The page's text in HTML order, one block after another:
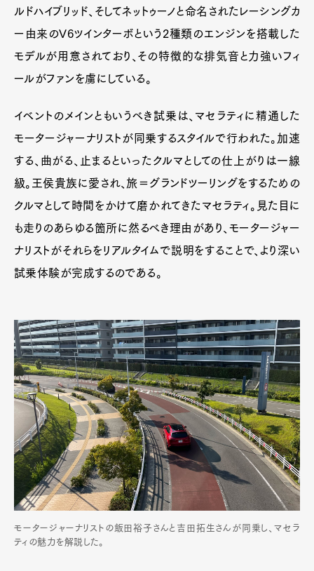
ルドハイブリッド、そしてネットゥーノと命名されたレーシングカ
ー由来のV6ツインターボという2種類のエンジンを搭載した
モデルが用意されており、その特徴的な排気音と力強いフィ
ールがファンを虜にしている。
イベントのメインともいうべき試乗は、マセラティに精通した
モータージャーナリストが同乗するスタイルで行われた。加速
する、曲がる、止まるといったクルマとしての仕上がりは一線
級。王侯貴族に愛され、旅＝グランドツーリングをするための
クルマとして時間をかけて磨かれてきたマセラティ。見た目に
も走りのあらゆる箇所に然るべき理由があり、モータージャー
ナリストがそれらをリアルタイムで説明をすることで、より深い
試乗体験が完成するのである。
モータージャーナリストの飯田裕子さんと吉田拓生さんが同乗し、マセラ
ティの魅力を解説した。